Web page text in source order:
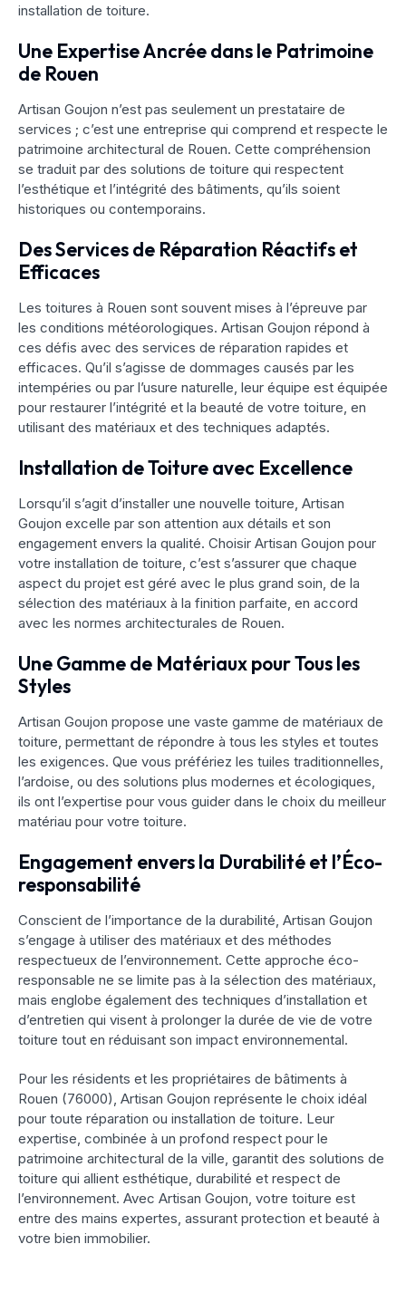
installation de toiture.
Une Expertise Ancrée dans le Patrimoine
de Rouen
Artisan Goujon n’est pas seulement un prestataire de
services ; c’est une entreprise qui comprend et respecte le
patrimoine architectural de Rouen. Cette compréhension
se traduit par des solutions de toiture qui respectent
l’esthétique et l’intégrité des bâtiments, qu’ils soient
historiques ou contemporains.
Des Services de Réparation Réactifs et
Efficaces
Les toitures à Rouen sont souvent mises à l’épreuve par
les conditions météorologiques. Artisan Goujon répond à
ces défis avec des services de réparation rapides et
efficaces. Qu’il s’agisse de dommages causés par les
intempéries ou par l’usure naturelle, leur équipe est équipée
pour restaurer l’intégrité et la beauté de votre toiture, en
utilisant des matériaux et des techniques adaptés.
Installation de Toiture avec Excellence
Lorsqu’il s’agit d’installer une nouvelle toiture, Artisan
Goujon excelle par son attention aux détails et son
engagement envers la qualité. Choisir Artisan Goujon pour
votre installation de toiture, c’est s’assurer que chaque
aspect du projet est géré avec le plus grand soin, de la
sélection des matériaux à la finition parfaite, en accord
avec les normes architecturales de Rouen.
Une Gamme de Matériaux pour Tous les
Styles
Artisan Goujon propose une vaste gamme de matériaux de
toiture, permettant de répondre à tous les styles et toutes
les exigences. Que vous préfériez les tuiles traditionnelles,
l’ardoise, ou des solutions plus modernes et écologiques,
ils ont l’expertise pour vous guider dans le choix du meilleur
matériau pour votre toiture.
Engagement envers la Durabilité et l’Éco-
responsabilité
Conscient de l’importance de la durabilité, Artisan Goujon
s’engage à utiliser des matériaux et des méthodes
respectueux de l’environnement. Cette approche éco-
responsable ne se limite pas à la sélection des matériaux,
mais englobe également des techniques d’installation et
d’entretien qui visent à prolonger la durée de vie de votre
toiture tout en réduisant son impact environnemental.
Pour les résidents et les propriétaires de bâtiments à
Rouen (76000), Artisan Goujon représente le choix idéal
pour toute réparation ou installation de toiture. Leur
expertise, combinée à un profond respect pour le
patrimoine architectural de la ville, garantit des solutions de
toiture qui allient esthétique, durabilité et respect de
l’environnement. Avec Artisan Goujon, votre toiture est
entre des mains expertes, assurant protection et beauté à
votre bien immobilier.